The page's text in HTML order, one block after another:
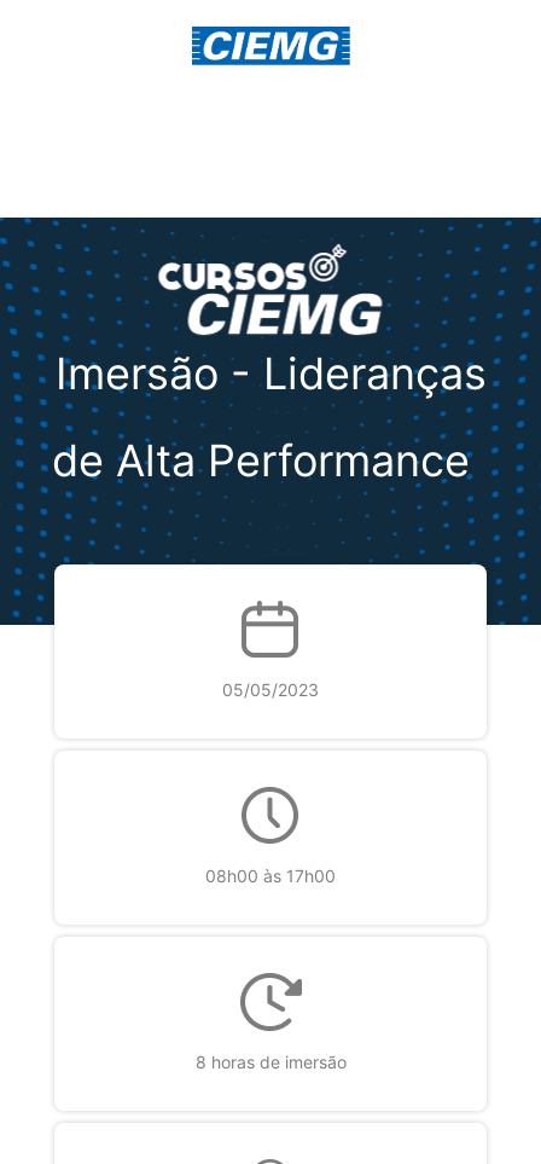
Imersão -Lideranças
de Alta Performance
​​​​​​05/05/2023
08h00 às 17h00
8 horas de imersão